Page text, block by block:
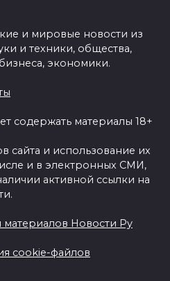
и мировые новости из
и техники, общества,
экономики.
содержать материалы 18+
сайта и использование их
и в электронных СМИ,
активной ссылки на
материалов Новости Ру
cookie-файлов